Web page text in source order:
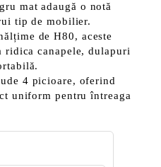
mat adaugă o notă
tip de mobilier.
de H80, aceste
ridica canapele, dulapuri
4 picioare, oferind
uniform pentru întreaga